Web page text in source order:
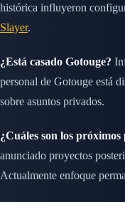
histórica influyeron
Slayer.
¿Está casado Gotouge?
personal de Gotouge está
sobre asuntos privados.
¿Cuáles son los
anunciado proyectos
Actualmente enfoque